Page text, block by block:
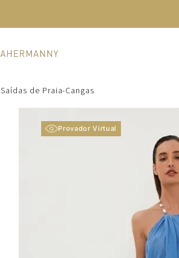
Saídas de Praia-Cangas
Provador Virtual